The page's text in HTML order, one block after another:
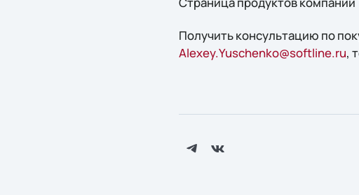
Получить консультацию по
Alexey.Yuschenko@softline.ru,